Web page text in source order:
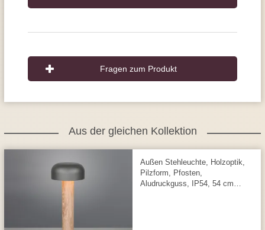
Fragen zum Produkt
Aus der gleichen Kollektion
Außen Stehleuchte, Holzoptik,
Pilzform, Pfosten,
Aludruckguss, IP54, 54 cm